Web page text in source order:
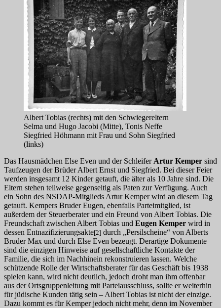
Albert Tobias (rechts) mit den Schwiegereltern
Selma und Hugo Jacobi (Mitte), Tonis Neffe
Siegfried Höhmann mit Frau und Sohn Siegfried
(links)
Das Hausmädchen Else Even und der Schleifer Artur Kemper sind
Taufzeugen der Brüder Albert Ernst und Siegfried. Bei dieser Feier
werden insgesamt 12 Kinder getauft, die älter als 10 Jahre sind. Die
Eltern stehen teilweise gegenseitig als Paten zur Verfügung. Auch
ein Sohn des NSDAP-Mitglieds Artur Kemper wird an diesem Tag
getauft. Kempers Bruder Eugen, ebenfalls Parteimitglied, ist
außerdem der Steuerberater und ein Freund von Albert Tobias. Die
Freundschaft zwischen Albert Tobias und Eugen Kemper wird in
dessen Entnazifizierungsakte[2] durch „Persilscheine“ von Alberts
Bruder Max und durch Else Even bezeugt. Derartige Dokumente
sind die einzigen Hinweise auf gesellschaftliche Kontakte der
Familie, die sich im Nachhinein rekonstruieren lassen. Welche
schützende Rolle der Wirtschaftsberater für das Geschäft bis 1938
spielen kann, wird nicht deutlich, jedoch droht man ihm offenbar
aus der Ortsgruppenleitung mit Parteiausschluss, sollte er weiterhin
für jüdische Kunden tätig sein – Albert Tobias ist nicht der einzige.
Dazu kommt es für Kemper jedoch nicht mehr, denn im November